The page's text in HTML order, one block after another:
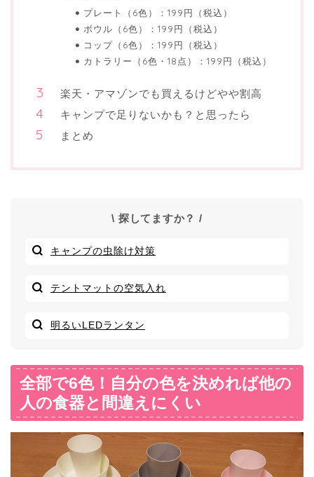
プレート（6色）：199円（税込）
ボウル（6色）：199円（税込）
コップ（6色）：199円（税込）
カトラリー（6色・18点）：199円（税込）
楽天・アマゾンでも買えるけどやや割高
キャンプで足りないかも？と思ったら
まとめ
\ 探してますか？ /
キャンプの虫除け対策
テントマットの空気入れ
明るいLEDランタン
全部で6色！自分の色を決めれば他の
人の食器と間違えにくい